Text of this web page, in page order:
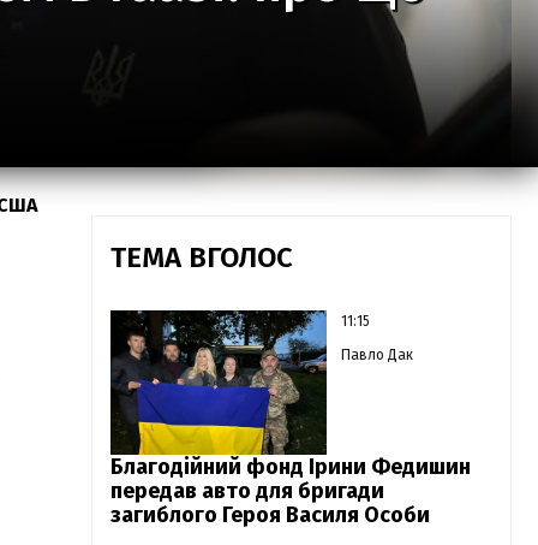
ТЕМА ВГОЛОС
11:15
Павло Дак
Благодійний фонд Ірини Федишин
передав авто для бригади
загиблого Героя Василя Особи